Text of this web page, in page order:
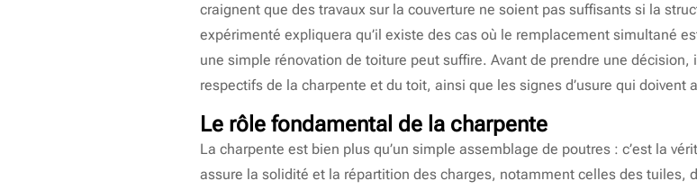
craignent que des travaux sur la couverture ne soient pas suffisants si la
expérimenté expliquera qu’il existe des cas où le remplacement simultané
une simple rénovation de toiture peut suffire. Avant de prendre une
respectifs de la charpente et du toit, ainsi que les signes d’usure qui doivent
Le rôle fondamental de la charpente
La charpente est bien plus qu’un simple assemblage de poutres : c’est la
assure la solidité et la répartition des charges, notamment celles des tuiles,